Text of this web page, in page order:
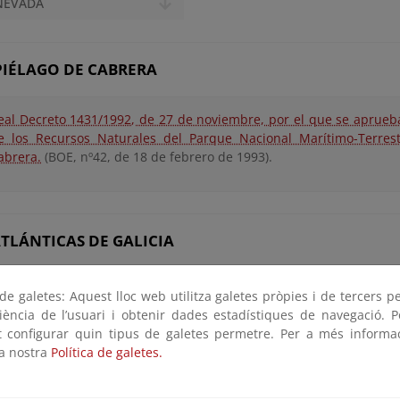
DE CABRERA
Decreto 1431/1992, de 27 de noviembre, por el que se
los Recursos Naturales del Parque Nacional Marítimo-
(BOE, nº42, de 18 de febrero de 1993).
DE GALICIA
274/1999, de 21 de octubre, por el que se aprueba el
Naturales de las Islas Atlánticas.(DOG, nº 209, de 28 de
galetes: Aquest lloc web utilitza galetes pròpies i de tercers
de l’usuari i obtenir dades estadístiques de navegació.
quin tipus de galetes permetre. Per a més
nostra Política de galetes.